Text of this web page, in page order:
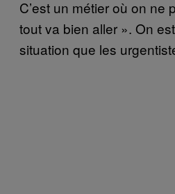
C’est un métier où on ne
tout va bien aller ». On
situation que les